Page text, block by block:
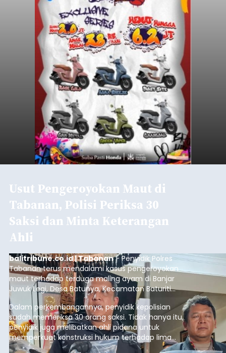
Usut Pengeroyokan Maut di
Tabanan, Polisi Periksa 30
Saksi dan Minta Keterangan
Ahli
balitribune.co.id | Tabanan- Penyidik Polres
Tabanan terus mendalami kasus pengeroyokan
maut terhadap terduga maling ayam di Banjar
Juwuk Legi, Desa Batunya, Kecamatan Baturiti
yang terjadi beberapa waktu lalu.
Dalam perkembangannya, penyidik kepolisian
sudah memeriksa 30 orang saksi. Tidak hanya itu,
penyidik juga melibatkan ahli pidana untuk
memperkuat konstruksi hukum terhadap lima
orang tersangka yang saat ini ditahan.